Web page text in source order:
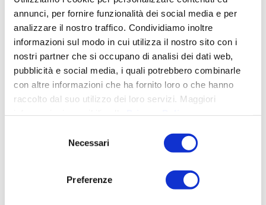
annunci, per fornire funzionalità dei social media e per
analizzare il nostro traffico. Condividiamo inoltre
informazioni sul modo in cui utilizza il nostro sito con i
nostri partner che si occupano di analisi dei dati web,
pubblicità e social media, i quali potrebbero combinarle
con altre informazioni che ha fornito loro o che hanno
raccolto dal suo utilizzo dei loro servizi. Maggiori
Necessari
Preferenze
toscana fondo perduto lucca fondo perduto toscana
formazione 4.0 lucca garante privacy gdpr gdpr
aziende GDPR Lucca gdpr toscana hr industria
4.0industria 4.0 Luccaindustria 4.0 toscana
industry 4.0 innovazione investimenti privacy
privacy lucca privacy toscana protezione dati
ransomware sicurezza sicurezza
informatica sicurezza informatica
sicurezza informatica lucca
sicurezza informatica toscana
sostenibilità